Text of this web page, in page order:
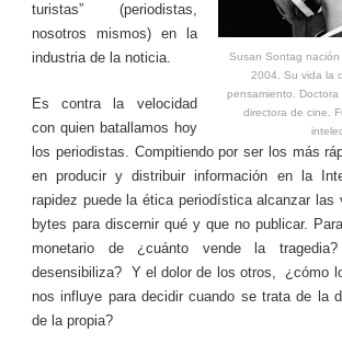
Susan Sontag
2004. Su vida la
pensamiento. Doctora
directora de cine.
turistas” (periodistas,
nosotros mismos) en la
industria de la noticia.
Es contra la velocidad
con quien batallamos hoy
los periodistas. Compitiendo por ser los más
en producir y distribuir información en la
rapidez puede la ética periodística alcanzar las
bytes para discernir qué y que no publicar.
monetario de ¿cuánto vende la
desensibiliza? Y el dolor de los otros, ¿cómo
nos influye para decidir cuando se trata de la
de la propia?